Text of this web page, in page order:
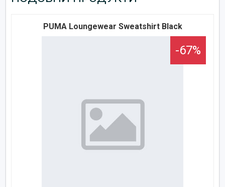
PUMA Loungewear Sweatshirt Black
-67%